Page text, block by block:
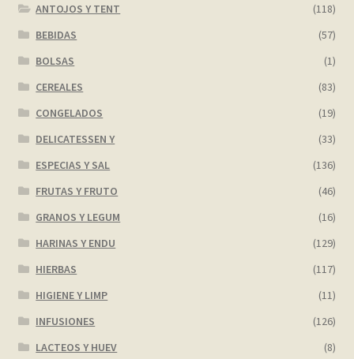
ANTOJOS Y TENT
(118)
BEBIDAS
(57)
BOLSAS
(1)
CEREALES
(83)
CONGELADOS
(19)
DELICATESSEN Y
(33)
ESPECIAS Y SAL
(136)
FRUTAS Y FRUTO
(46)
GRANOS Y LEGUM
(16)
HARINAS Y ENDU
(129)
HIERBAS
(117)
HIGIENE Y LIMP
(11)
INFUSIONES
(126)
LACTEOS Y HUEV
(8)